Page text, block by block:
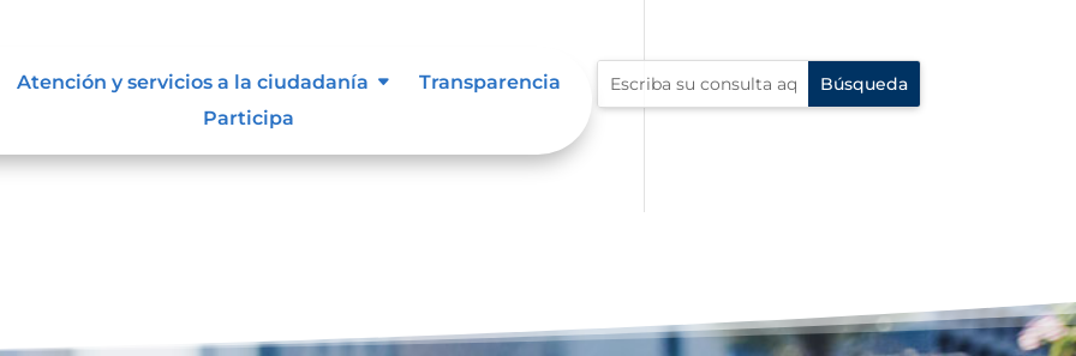
Atención y servicios a la ciudadanía
Transparencia
Participa
manuales